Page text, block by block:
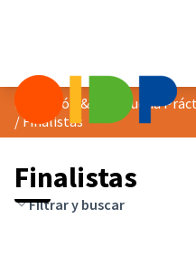
/Finalistas
Finalistas
Filtrar y buscar